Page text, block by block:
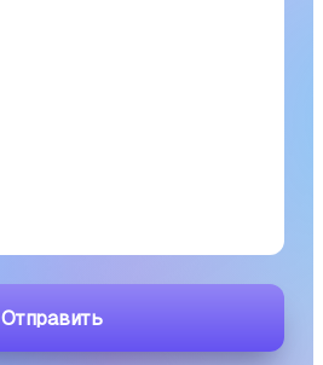
Отправить